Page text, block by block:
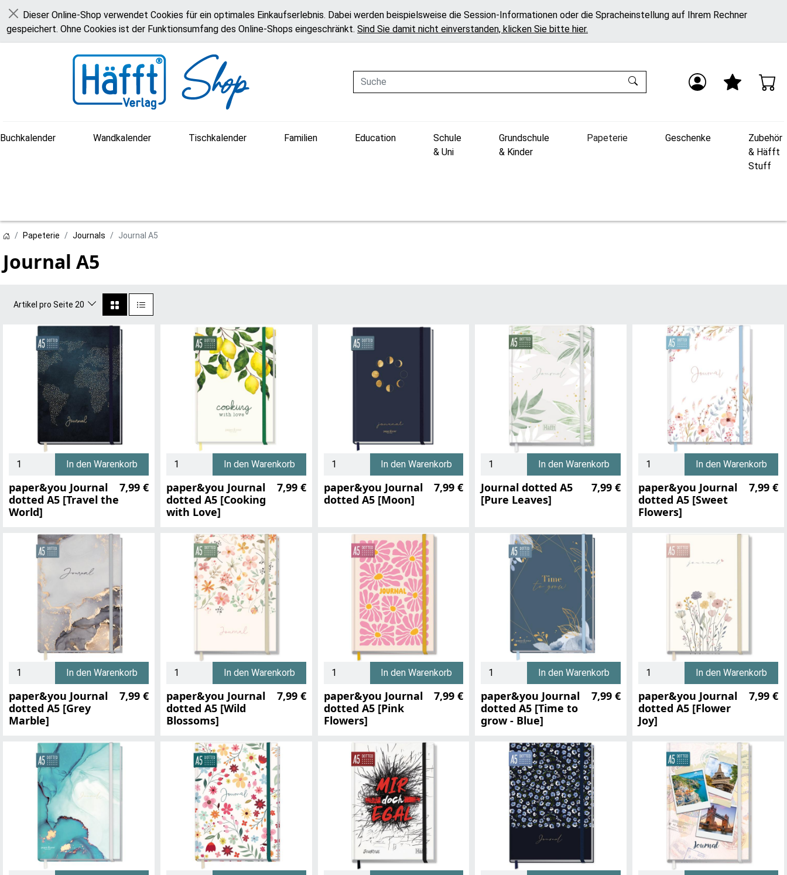
Schließen
Dieser Online-Shop verwendet Cookies für ein optimales Einkaufserlebnis. Dabei werden beispielsweise die Session-Informationen oder die Spracheinstellung auf Ihrem Rechner
gespeichert. Ohne Cookies ist der Funktionsumfang des Online-Shops eingeschränkt. Sind Sie damit nicht einverstanden, klicken Sie bitte hier.
Suche
Buchkalender Wandkalender Tischkalender Familien Education
Schule
& Uni
Grundschule
& Kinder
Papeterie Geschenke
Zubehör
& Häfft
Stuff
Papeterie Journals Journal A5
Journal A5
Artikel pro Seite 20
In den Warenkorb
paper&you Journal
dotted A5 [Travel the
World]
7,99 €
In den Warenkorb
paper&you Journal
dotted A5 [Cooking
with Love]
7,99 €
In den Warenkorb
paper&you Journal
dotted A5 [Moon]
7,99 €
In den Warenkorb
Journal dotted A5
[Pure Leaves]
7,99 €
In den Warenkorb
paper&you Journal
dotted A5 [Sweet
Flowers]
7,99 €
In den Warenkorb
paper&you Journal
dotted A5 [Grey
Marble]
7,99 €
In den Warenkorb
paper&you Journal
dotted A5 [Wild
Blossoms]
7,99 €
In den Warenkorb
paper&you Journal
dotted A5 [Pink
Flowers]
7,99 €
In den Warenkorb
paper&you Journal
dotted A5 [Time to
grow - Blue]
7,99 €
In den Warenkorb
paper&you Journal
dotted A5 [Flower
Joy]
7,99 €